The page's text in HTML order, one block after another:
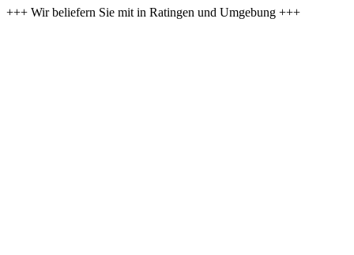
+++ Wir beliefern Sie mit in Ratingen und Umgebung +++